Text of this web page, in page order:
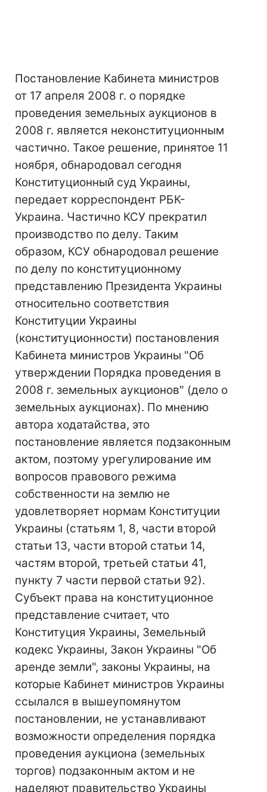
Постановление Кабинета министров
от 17 апреля 2008 г. о порядке
проведения земельных аукционов в
2008 г. является неконституционным
частично. Такое решение, принятое 11
ноября, обнародовал сегодня
Конституционный суд Украины,
передает корреспондент РБК-
Украина. Частично КСУ прекратил
производство по делу. Таким
образом, КСУ обнародовал решение
по делу по конституционному
представлению Президента Украины
относительно соответствия
Конституции Украины
(конституционности) постановления
Кабинета министров Украины "Об
утверждении Порядка проведения в
2008 г. земельных аукционов" (дело о
земельных аукционах). По мнению
автора ходатайства, это
постановление является подзаконным
актом, поэтому урегулирование им
вопросов правового режима
собственности на землю не
удовлетворяет нормам Конституции
Украины (статьям 1, 8, части второй
статьи 13, части второй статьи 14,
частям второй, третьей статьи 41,
пункту 7 части первой статьи 92).
Субъект права на конституционное
представление считает, что
Конституция Украины, Земельный
кодекс Украины, Закон Украины "Об
аренде земли", законы Украины, на
которые Кабинет министров Украины
ссылался в вышеупомянутом
постановлении, не устанавливают
возможности определения порядка
проведения аукциона (земельных
торгов) подзаконным актом и не
наделяют правительство Украины